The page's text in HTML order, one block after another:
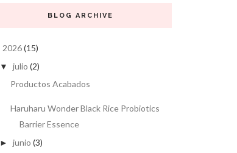
BLOG ARCHIVE
2026(15)
▼ julio (2)
Productos Acabados
Haruharu Wonder Black Rice Probiotics
Barrier Essence
► junio (3)